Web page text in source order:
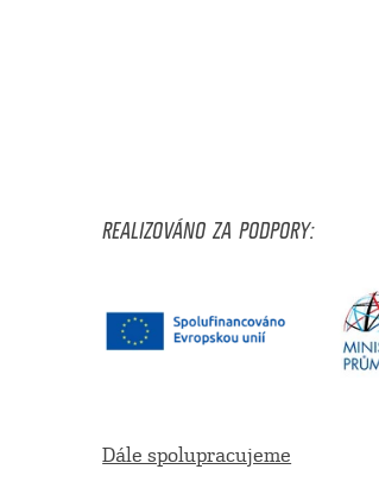
REALIZOVÁNO ZA PODPORY:
Dále spolupracujeme